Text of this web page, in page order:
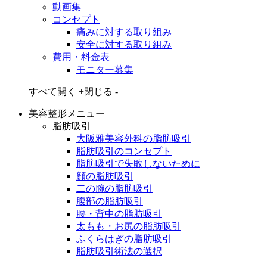
動画集
コンセプト
痛みに対する取り組み
安全に対する取り組み
費用・料金表
モニター募集
すべて開く +閉じる -
美容整形メニュー
脂肪吸引
大阪雅美容外科の脂肪吸引
脂肪吸引のコンセプト
脂肪吸引で失敗しないために
顔の脂肪吸引
二の腕の脂肪吸引
腹部の脂肪吸引
腰・背中の脂肪吸引
太もも・お尻の脂肪吸引
ふくらはぎの脂肪吸引
脂肪吸引術法の選択